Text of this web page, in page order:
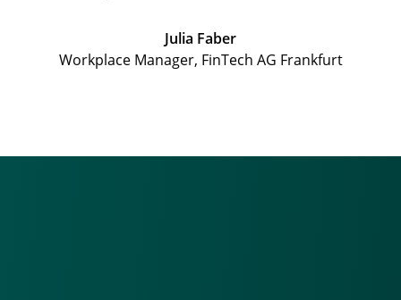
Julia Faber
Workplace Manager, FinTech AG Frankfurt